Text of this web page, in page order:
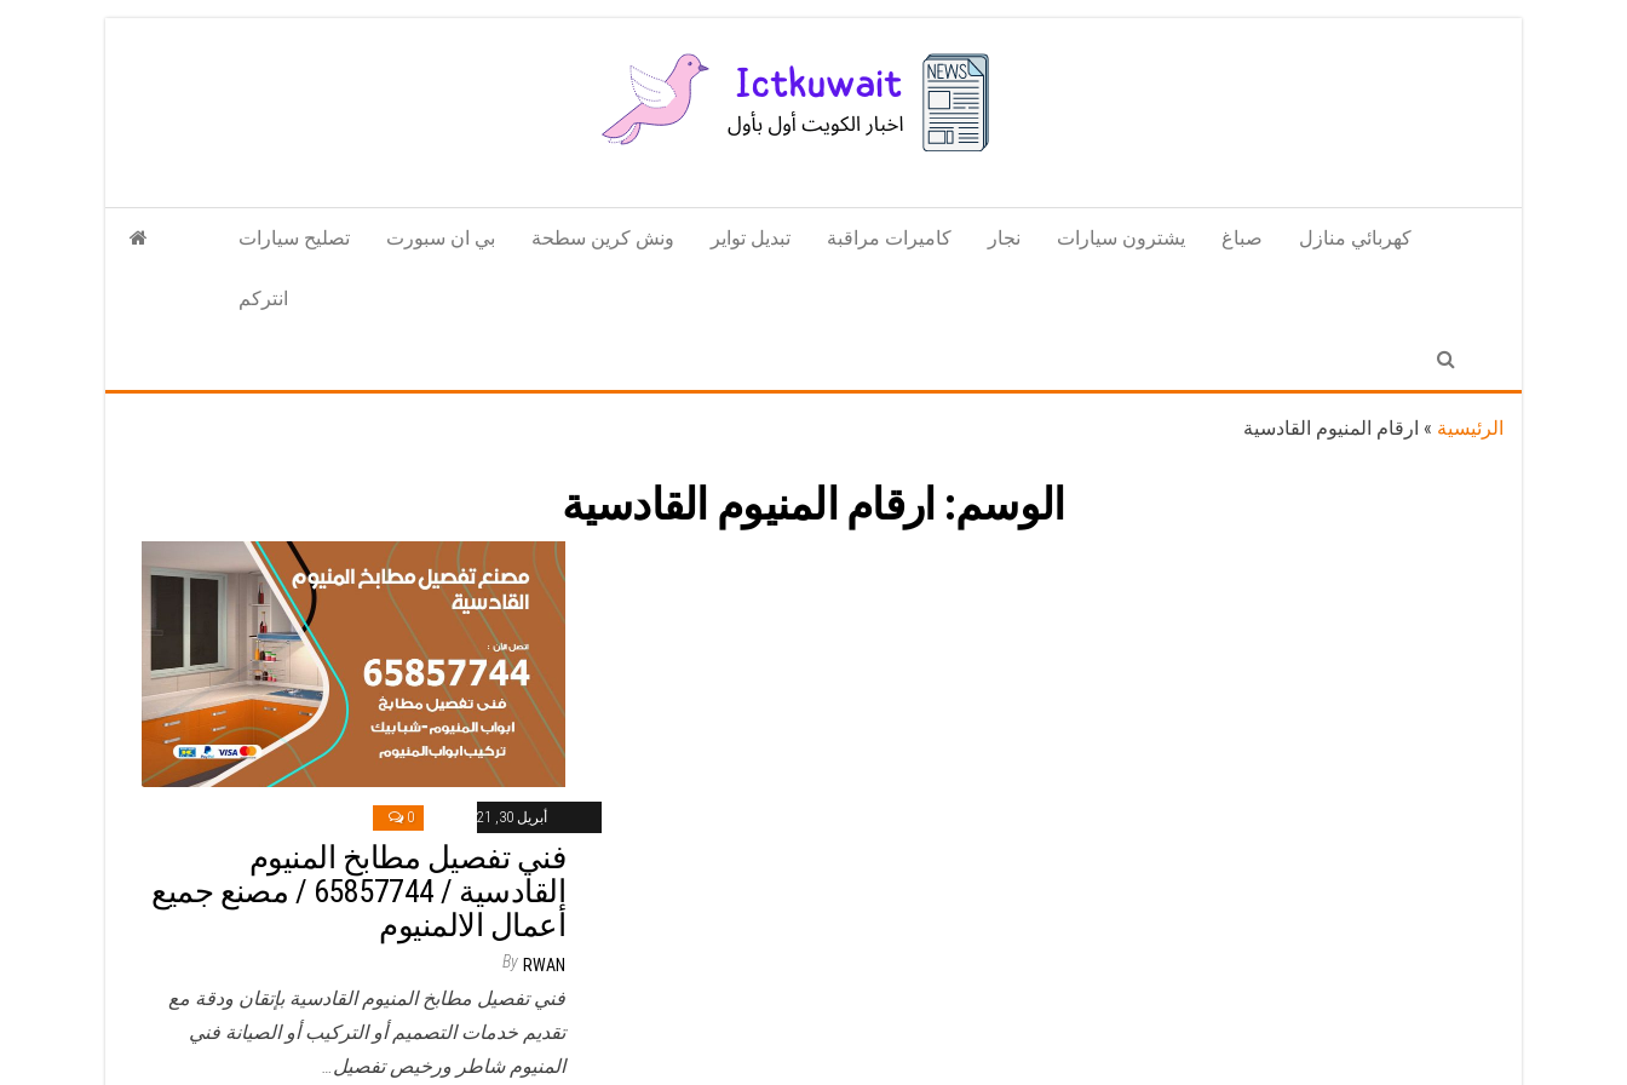
الكويت
تكنولوجيا
المعلومات
تصليح سيارات بي ان سبورت ونش كرين سطحة تبديل تواير كاميرات مراقبة نجار يشترون سيارات صباغ كهربائي منازل
انتركم
الرئيسية » ارقام المنيوم القادسية
الوسم: ارقام المنيوم القادسية
أبريل 30, 2021 0
فني تفصيل مطابخ المنيوم
القادسية / 65857744 / مصنع جميع
أعمال الالمنيوم
By RWAN
فني تفصيل مطابخ المنيوم القادسية بإتقان ودقة مع
تقديم خدمات التصميم أو التركيب أو الصيانة فني
المنيوم شاطر ورخيص تفصيل…